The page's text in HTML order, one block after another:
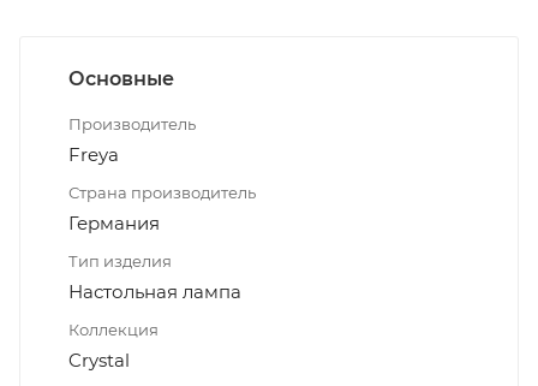
Основные
Производитель
Freya
Страна производитель
Германия
Тип изделия
Настольная лампа
Коллекция
Crystal